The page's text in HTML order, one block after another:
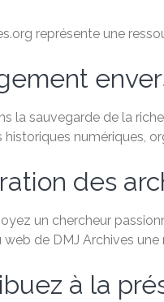
représente une
la sauvegarde de la
numériques,
des
un chercheur
web de DMJ Archives
à la